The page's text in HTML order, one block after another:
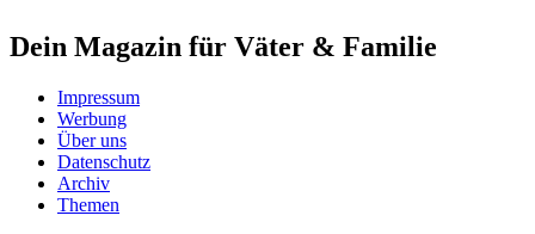
Dein Magazin für Väter & Familie
Impressum
Werbung
Über uns
Datenschutz
Archiv
Themen